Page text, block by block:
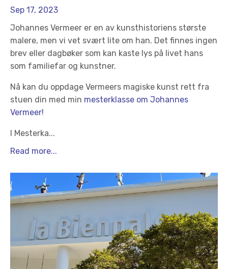
Sep 17, 2023
Johannes Vermeer er en av kunsthistoriens største
malere, men vi vet svært lite om han. Det finnes ingen
brev eller dagbøker som kan kaste lys på livet hans
som familiefar og kunstner.
Nå kan du oppdage Vermeers magiske kunst rett fra
stuen din med min mesterklasse om Johannes
Vermeer!
I Mesterka...
Read more...